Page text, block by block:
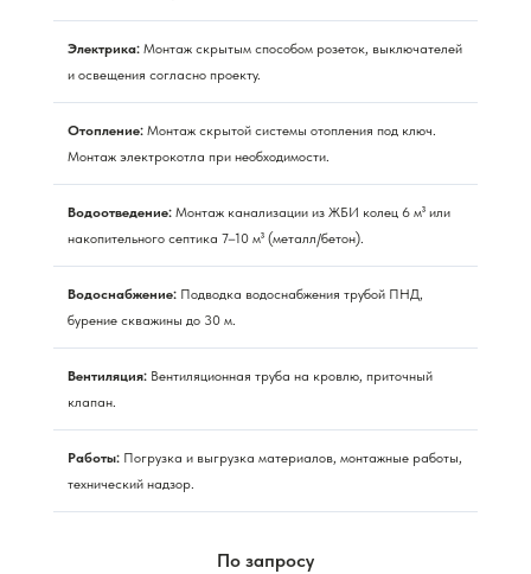
Электрика: Монтаж скрытым способом розеток, выключателей
и освещения согласно проекту.
Отопление: Монтаж скрытой системы отопления под ключ.
Монтаж электрокотла при необходимости.
Водоотведение: Монтаж канализации из ЖБИ колец 6 м³ или
накопительного септика 7–10 м³ (металл/бетон).
Водоснабжение: Подводка водоснабжения трубой ПНД,
бурение скважины до 30 м.
Вентиляция: Вентиляционная труба на кровлю, приточный
клапан.
Работы: Погрузка и выгрузка материалов, монтажные работы,
технический надзор.
По запросу